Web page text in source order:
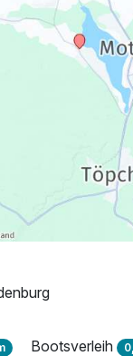
Bootsverleih